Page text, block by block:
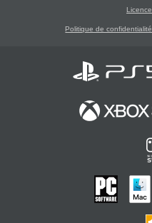
Licence
Politique de confidentialité